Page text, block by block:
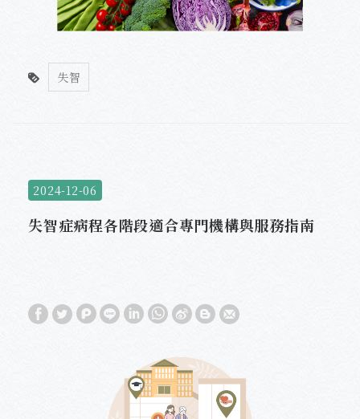
失智
2024-12-06
失智症病程各階段適合專門機構與服務指南